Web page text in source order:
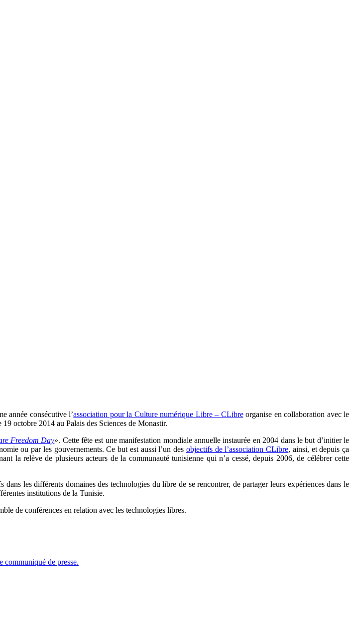
année consécutive l’association pour la Culture numérique Libre – CLibreorganise en collaboration avec le
octobre 2014 au Palais des Sciences de Monastir.
Freedom Day». Cette fête est une manifestation mondiale annuelle instaurée en 2004 dans le but d’initier le
ou par les gouvernements. Ce but est aussi l’un des objectifs de l’association CLibre, ainsi, et depuis ça
la relève de plusieurs acteurs de la communauté tunisienne qui n’a cessé, depuis 2006, de célébrer cette
les différents domaines des technologies du libre de se rencontrer, de partager leurs expériences dans le
institutions de la Tunisie.
de conférences en relation avec les technologies libres.
communiqué de presse.